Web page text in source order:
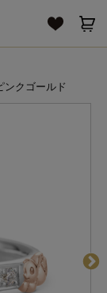
ンクゴールド